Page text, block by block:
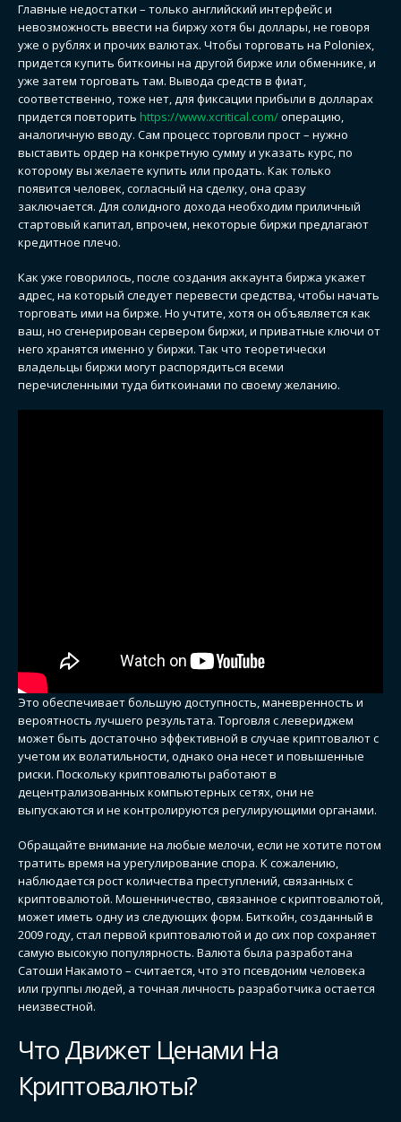
Главные недостатки – только английский интерфейс и
невозможность ввести на биржу хотя бы доллары, не говоря
уже о рублях и прочих валютах. Чтобы торговать на Poloniex,
придется купить биткоины на другой бирже или обменнике, и
уже затем торговать там. Вывода средств в фиат,
соответственно, тоже нет, для фиксации прибыли в долларах
придется повторить https://www.xcritical.com/операцию,
аналогичную вводу. Сам процесс торговли прост – нужно
выставить ордер на конкретную сумму и указать курс, по
которому вы желаете купить или продать. Как только
появится человек, согласный на сделку, она сразу
заключается. Для солидного дохода необходим приличный
стартовый капитал, впрочем, некоторые биржи предлагают
кредитное плечо.
Как уже говорилось, после создания аккаунта биржа укажет
адрес, на который следует перевести средства, чтобы начать
торговать ими на бирже. Но учтите, хотя он объявляется как
ваш, но сгенерирован сервером биржи, и приватные ключи от
него хранятся именно у биржи. Так что теоретически
владельцы биржи могут распорядиться всеми
перечисленными туда биткоинами по своему желанию.
Это обеспечивает большую доступность, маневренность и
вероятность лучшего результата. Торговля с левериджем
может быть достаточно эффективной в случае криптовалют с
учетом их волатильности, однако она несет и повышенные
риски. Поскольку криптовалюты работают в
децентрализованных компьютерных сетях, они не
выпускаются и не контролируются регулирующими органами.
Обращайте внимание на любые мелочи, если не хотите потом
тратить время на урегулирование спора. К сожалению,
наблюдается рост количества преступлений, связанных с
криптовалютой. Мошенничество, связанное с криптовалютой,
может иметь одну из следующих форм. Биткойн, созданный в
2009 году, стал первой криптовалютой и до сих пор сохраняет
самую высокую популярность. Валюта была разработана
Сатоши Накамото – считается, что это псевдоним человека
или группы людей, а точная личность разработчика остается
неизвестной.
Что Движет Ценами На
Криптовалюты?